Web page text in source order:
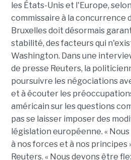
les États-Unis et l'Europe,
commissaire à la concurrence
Bruxelles doit désormais
stabilité, des facteurs qui
Washington. Dans une
de presse Reuters, la
poursuivre les négociations
et à écouter les
américain sur les questions
pas se laisser imposer des
législation européenne. «
à nos forces et à nos principes
Reuters. « Nous devons être